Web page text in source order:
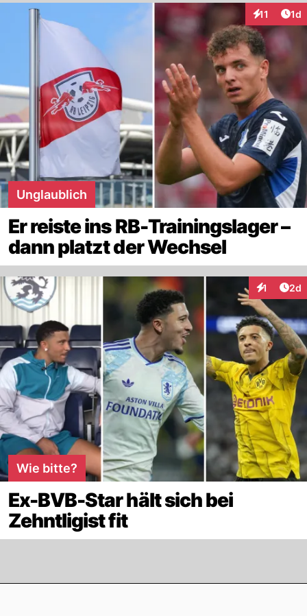
11 1d
Unglaublich
Er reiste ins RB-Trainingslager –
dann platzt der Wechsel
1 2d
Wie bitte?
Ex-BVB-Star hält sich bei
Zehntligist fit